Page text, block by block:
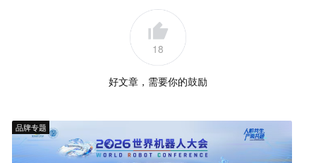
18
好文章，需要你的鼓励
品牌专题